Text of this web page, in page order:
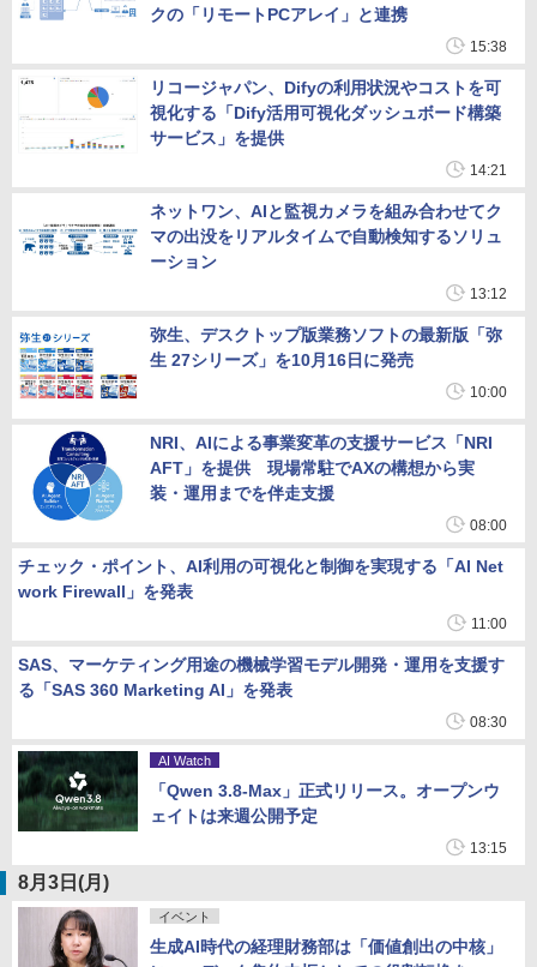
クの「リモートPCアレイ」と連携
15:38
リコージャパン、Difyの利用状況やコストを可
視化する「Dify活用可視化ダッシュボード構築
サービス」を提供
14:21
ネットワン、AIと監視カメラを組み合わせてク
マの出没をリアルタイムで自動検知するソリュ
ーション
13:12
弥生、デスクトップ版業務ソフトの最新版「弥
生 27シリーズ」を10月16日に発売
10:00
NRI、AIによる事業変革の支援サービス「NRI
AFT」を提供 現場常駐でAXの構想から実
装・運用までを伴走支援
08:00
チェック・ポイント、AI利用の可視化と制御を実現する「AI Net
work Firewall」を発表
11:00
SAS、マーケティング用途の機械学習モデル開発・運用を支援す
る「SAS 360 Marketing AI」を発表
08:30
AI Watch
「Qwen 3.8-Max」正式リリース。オープンウ
ェイトは来週公開予定
13:15
8月3日(月)
イベント
生成AI時代の経理財務部は「価値創出の中核」